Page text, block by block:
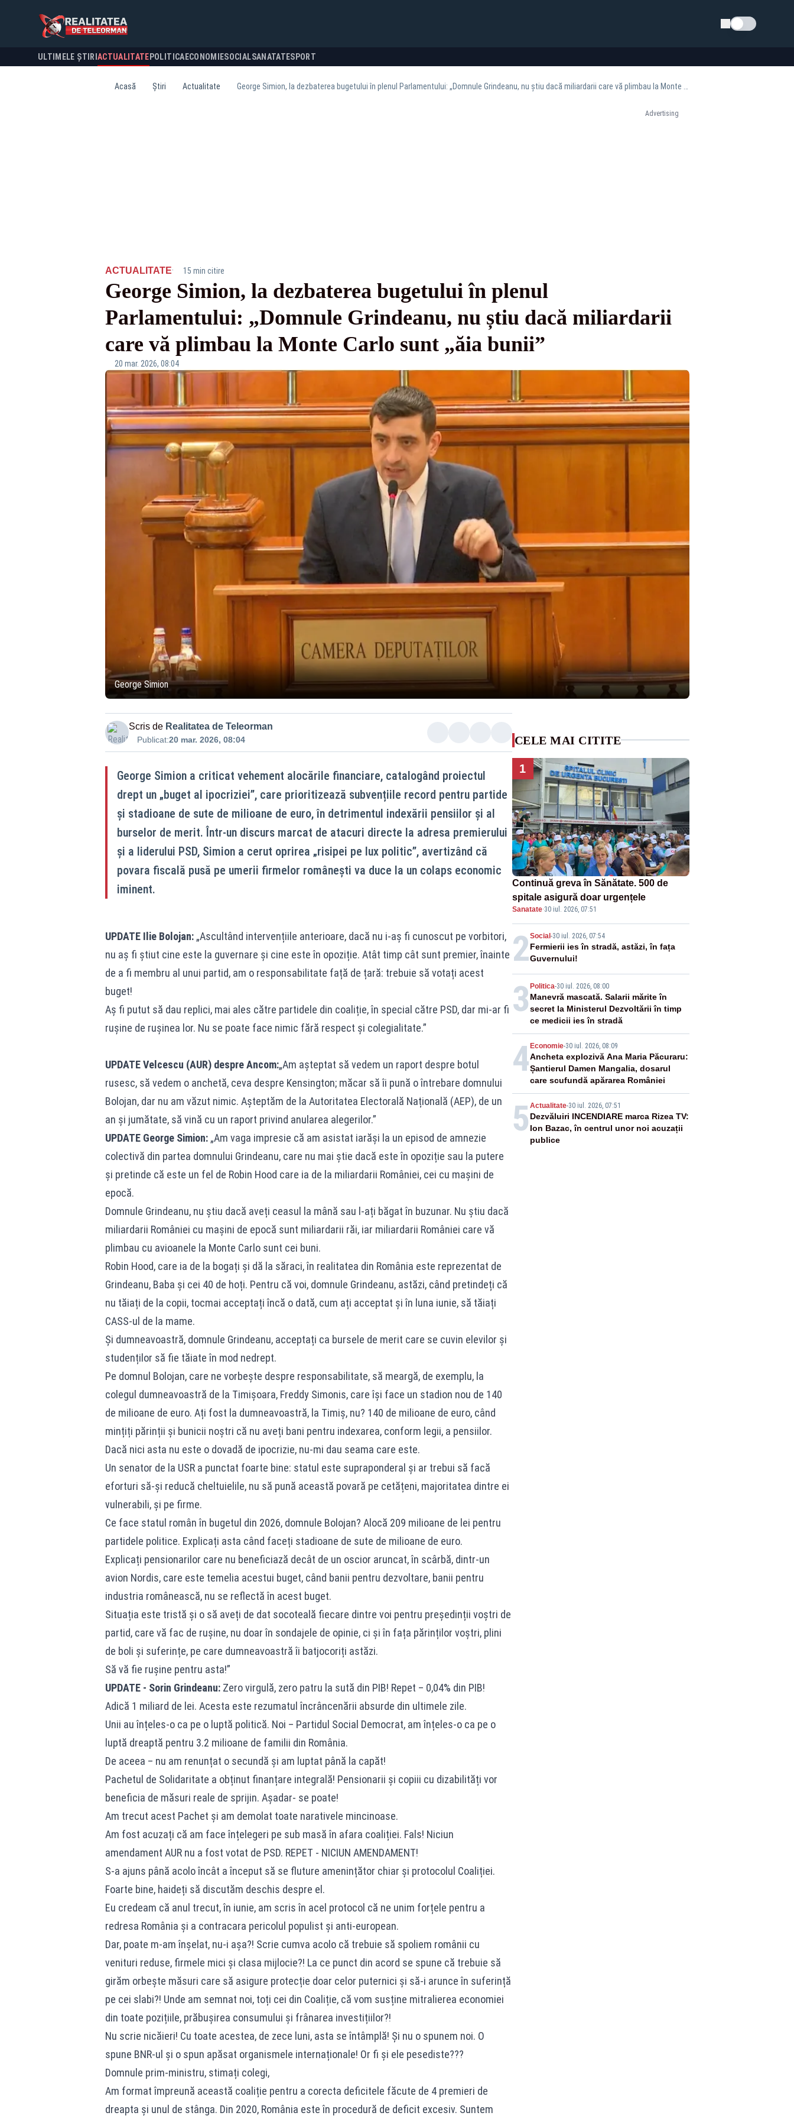
Schimba tema
ULTIMELE ȘTIRI ACTUALITATE POLITICA ECONOMIESOCIALSANATATESPORT
Acasă Știri Actualitate
Advertising
ACTUALITATE· 15 min citire
George Simion, la dezbaterea bugetului în plenul
Parlamentului: „Domnule Grindeanu, nu știu dacă miliardarii
care vă plimbau la Monte Carlo sunt „ăia bunii”
20 mar. 2026, 08:04
George Simion
Scris de Realitatea de Teleorman
Publicat:20 mar. 2026, 08:04
George Simion a criticat vehement alocările financiare, catalogând proiectul
drept un „buget al ipocriziei”, care prioritizează subvențiile record pentru partide
și stadioane de sute de milioane de euro, în detrimentul indexării pensiilor și al
burselor de merit. Într-un discurs marcat de atacuri directe la adresa premierului
și a liderului PSD, Simion a cerut oprirea „risipei pe lux politic”, avertizând că
povara fiscală pusă pe umerii firmelor românești va duce la un colaps economic
iminent.
UPDATE Ilie Bolojan:„Ascultând intervențiile anterioare, dacă nu i-aș fi cunoscut pe vorbitori,
nu aș fi știut cine este la guvernare și cine este în opoziție. Atât timp cât sunt premier, înainte
de a fi membru al unui partid, am o responsabilitate față de țară: trebuie să votați acest
buget!
Aș fi putut să dau replici, mai ales către partidele din coaliție, în special către PSD, dar mi-ar fi
rușine de rușinea lor. Nu se poate face nimic fără respect și colegialitate.”
UPDATE Velcescu (AUR) despre Ancom:„Am așteptat să vedem un raport despre botul
rusesc, să vedem o anchetă, ceva despre Kensington; măcar să îi pună o întrebare domnului
Bolojan, dar nu am văzut nimic. Așteptăm de la Autoritatea Electorală Națională (AEP), de un
an și jumătate, să vină cu un raport privind anularea alegerilor.”
UPDATE George Simion:„Am vaga impresie că am asistat iarăși la un episod de amnezie
colectivă din partea domnului Grindeanu, care nu mai știe dacă este în opoziție sau la putere
și pretinde că este un fel de Robin Hood care ia de la miliardarii României, cei cu mașini de
epocă.
Domnule Grindeanu, nu știu dacă aveți ceasul la mână sau l-ați băgat în buzunar. Nu știu dacă
miliardarii României cu mașini de epocă sunt miliardarii răi, iar miliardarii României care vă
plimbau cu avioanele la Monte Carlo sunt cei buni.
Robin Hood, care ia de la bogați și dă la săraci, în realitatea din România este reprezentat de
Grindeanu, Baba și cei 40 de hoți. Pentru că voi, domnule Grindeanu, astăzi, când pretindeți că
nu tăiați de la copii, tocmai acceptați încă o dată, cum ați acceptat și în luna iunie, să tăiați
CASS-ul de la mame.
Și dumneavoastră, domnule Grindeanu, acceptați ca bursele de merit care se cuvin elevilor și
studenților să fie tăiate în mod nedrept.
Pe domnul Bolojan, care ne vorbește despre responsabilitate, să meargă, de exemplu, la
colegul dumneavoastră de la Timișoara, Freddy Simonis, care își face un stadion nou de 140
de milioane de euro. Ați fost la dumneavoastră, la Timiș, nu? 140 de milioane de euro, când
mințiți părinții și bunicii noștri că nu aveți bani pentru indexarea, conform legii, a pensiilor.
Dacă nici asta nu este o dovadă de ipocrizie, nu-mi dau seama care este.
Un senator de la USR a punctat foarte bine: statul este supraponderal și ar trebui să facă
eforturi să-și reducă cheltuielile, nu să pună această povară pe cetățeni, majoritatea dintre ei
vulnerabili, și pe firme.
Ce face statul român în bugetul din 2026, domnule Bolojan? Alocă 209 milioane de lei pentru
partidele politice. Explicați asta când faceți stadioane de sute de milioane de euro.
Explicați pensionarilor care nu beneficiază decât de un oscior aruncat, în scârbă, dintr-un
avion Nordis, care este temelia acestui buget, când banii pentru dezvoltare, banii pentru
industria românească, nu se reflectă în acest buget.
Situația este tristă și o să aveți de dat socoteală fiecare dintre voi pentru președinții voștri de
partid, care vă fac de rușine, nu doar în sondajele de opinie, ci și în fața părinților voștri, plini
de boli și suferințe, pe care dumneavoastră îi batjocoriți astăzi.
Să vă fie rușine pentru asta!”
UPDATE - Sorin Grindeanu:Zero virgulă, zero patru la sută din PIB! Repet – 0,04% din PIB!
Adică 1 miliard de lei. Acesta este rezumatul încrâncenării absurde din ultimele zile.
Unii au înțeles-o ca pe o luptă politică. Noi – Partidul Social Democrat, am înțeles-o ca pe o
luptă dreaptă pentru 3.2 milioane de familii din România.
De aceea – nu am renunțat o secundă și am luptat până la capăt!
Pachetul de Solidaritate a obținut finanțare integrală! Pensionarii și copiii cu dizabilități vor
beneficia de măsuri reale de sprijin. Așadar- se poate!
Am trecut acest Pachet și am demolat toate narativele mincinoase.
Am fost acuzați că am face înțelegeri pe sub masă în afara coaliției. Fals! Niciun
amendament AUR nu a fost votat de PSD. REPET - NICIUN AMENDAMENT!
S-a ajuns până acolo încât a început să se fluture amenințător chiar și protocolul Coaliției.
Foarte bine, haideți să discutăm deschis despre el.
Eu credeam că anul trecut, în iunie, am scris în acel protocol că ne unim forțele pentru a
redresa România și a contracara pericolul populist și anti-european.
Dar, poate m-am înșelat, nu-i așa?! Scrie cumva acolo că trebuie să spoliem românii cu
venituri reduse, firmele mici și clasa mijlocie?! La ce punct din acord se spune că trebuie să
girăm orbește măsuri care să asigure protecție doar celor puternici și să-i arunce în suferință
pe cei slabi?! Unde am semnat noi, toți cei din Coaliție, că vom susține mitralierea economiei
din toate pozițiile, prăbușirea consumului și frânarea investițiilor?!
Nu scrie nicăieri! Cu toate acestea, de zece luni, asta se întâmplă! Și nu o spunem noi. O
spune BNR-ul și o spun apăsat organismele internaționale! Or fi și ele pesediste???
Domnule prim-ministru, stimați colegi,
Am format împreună această coaliție pentru a corecta deficitele făcute de 4 premieri de
dreapta și unul de stânga. Din 2020, România este în procedură de deficit excesiv. Suntem
CELE MAI CITITE
1
Continuă greva în Sănătate. 500 de
spitale asigură doar urgențele
Sanatate·30 iul. 2026, 07:51
2Social-30 iul. 2026, 07:54
Fermierii ies în stradă, astăzi, în fața
Guvernului!
3 Politica-30 iul. 2026, 08:00
Manevră mascată. Salarii mărite în
secret la Ministerul Dezvoltării în timp
ce medicii ies în stradă
4Economie-30 iul. 2026, 08:09
Ancheta explozivă Ana Maria Păcuraru:
Șantierul Damen Mangalia, dosarul
care scufundă apărarea României
5 Actualitate-30 iul. 2026, 07:51
Dezvăluiri INCENDIARE marca Rizea TV:
Ion Bazac, în centrul unor noi acuzații
publice